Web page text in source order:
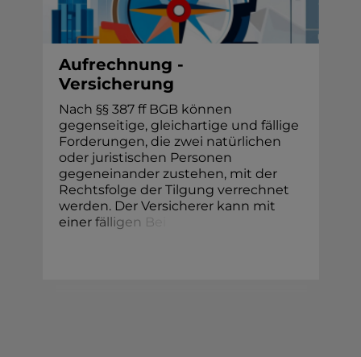
Aufrechnung -
Versicherung
Nach §§ 387 ff BGB können
gegenseitige, gleichartige und fällige
Forderungen, die zwei natürlichen
oder juristischen Personen
gegeneinander zustehen, mit der
Rechtsfolge der Tilgung verrechnet
werden. Der Versicherer kann mit
einer fälligen B